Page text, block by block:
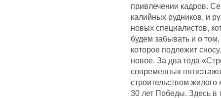
привлечении кадров.
калийных рудников, и
новых специалистов,
будем забывать и о том,
которое подлежит
новое. За два года
современных
строительством
30 лет Победы. Здесь в